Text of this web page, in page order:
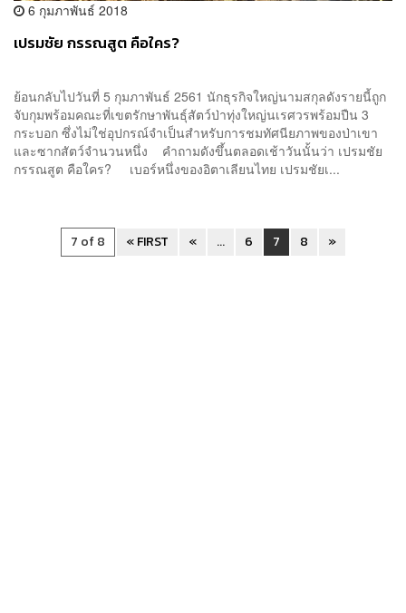
6 กุมภาพันธ์ 2018
เปรมชัย กรรณสูต คือใคร?
ย้อนกลับไปวันที่ 5 กุมภาพันธ์ 2561 นักธุรกิจใหญ่นามสกุลดังรายนี้ถูก
จับกุมพร้อมคณะที่เขตรักษาพันธุ์สัตว์ป่าทุ่งใหญ่นเรศวรพร้อมปืน 3
กระบอก ซึ่งไม่ใช่อุปกรณ์จำเป็นสำหรับการชมทัศนียภาพของป่าเขา
และซากสัตว์จำนวนหนึ่ง คำถามดังขึ้นตลอดเช้าวันนั้นว่า เปรมชัย
กรรณสูต คือใคร? เบอร์หนึ่งของอิตาเลียนไทย เปรมชัยเ...
7 of 8 « FIRST « ... 6 7 8 »